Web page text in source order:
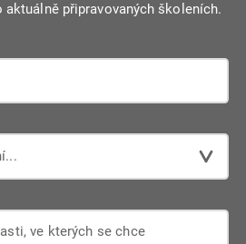
připravovaných školeních.